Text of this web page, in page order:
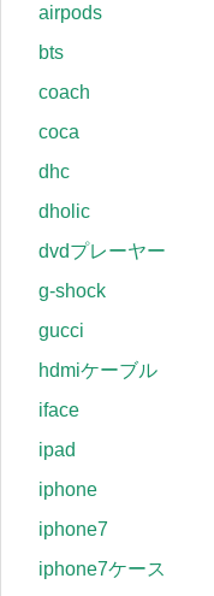
airpods
bts
coach
coca
dhc
dholic
dvdプレーヤー
g-shock
gucci
hdmiケーブル
iface
ipad
iphone
iphone7
iphone7ケース